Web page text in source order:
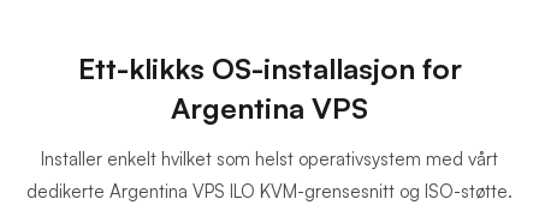
Ett-klikks OS-installasjon for
Argentina VPS
Installer enkelt hvilket som helst operativsystem med vårt
dedikerte Argentina VPS ILO KVM-grensesnitt og ISO-støtte.